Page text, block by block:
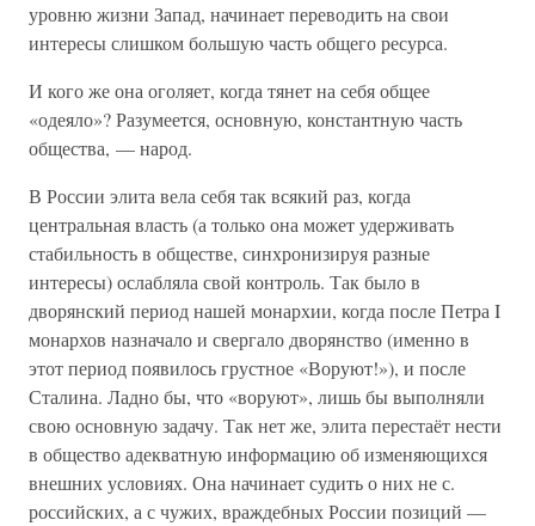
уровню жизни Запад, начинает переводить на свои
интересы слишком большую часть общего ресурса.
И кого же она оголяет, когда тянет на себя общее
«одеяло»? Разумеется, основную, константную часть
общества, — народ.
В России элита вела себя так всякий раз, когда
центральная власть (а только она может удерживать
стабильность в обществе, синхронизируя разные
интересы) ослабляла свой контроль. Так было в
дворянский период нашей монархии, когда после Петра I
монархов назначало и свергало дворянство (именно в
этот период появилось грустное «Воруют!»), и после
Сталина. Ладно бы, что «воруют», лишь бы выполняли
свою основную задачу. Так нет же, элита перестаёт нести
в общество адекватную информацию об изменяющихся
внешних условиях. Она начинает судить о них не с.
российских, а с чужих, враждебных России позиций —